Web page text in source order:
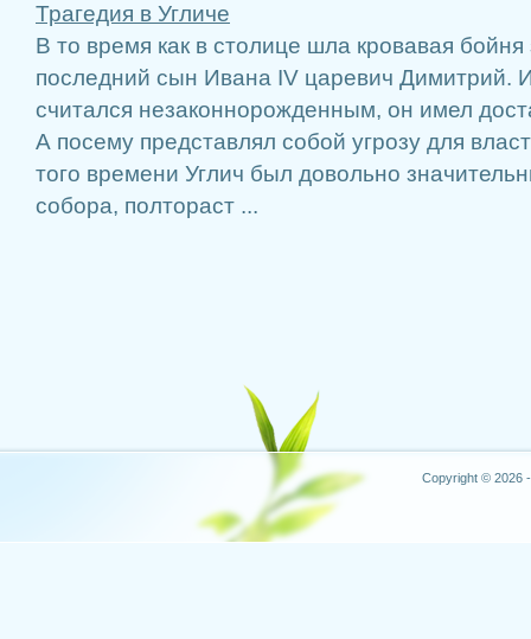
Трагедия в Угличе
В то время как в столице шла кровавая бойня
последний сын Ивана IV царевич Димитрий.
считался незаконнорожденным, он имел
А посему представлял собой угрозу для
того времени Углич был довольно
собора, полтораст ...
Copyright © 2026